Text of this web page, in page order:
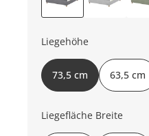
Liegehöhe
73,5 cm 63,5 cm
Liegefläche Breite